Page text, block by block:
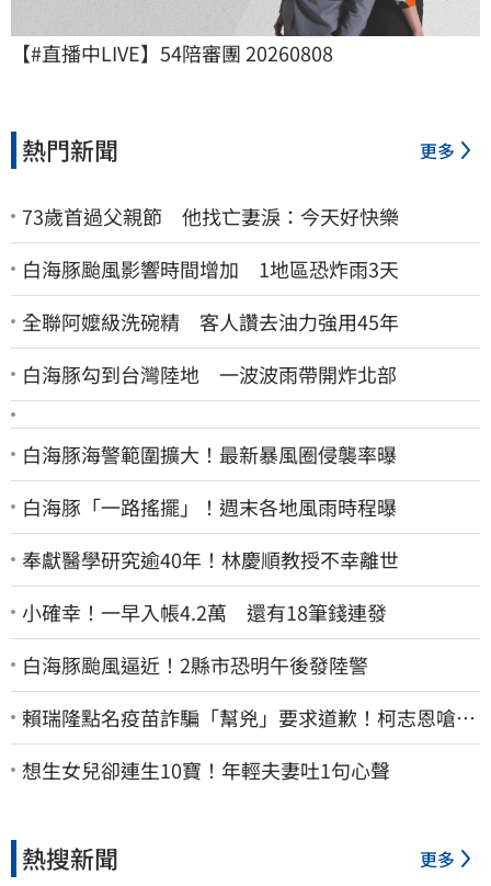
【#直播中LIVE】54陪審團 20260808
熱門新聞 更多
73歲首過父親節 他找亡妻淚：今天好快樂
白海豚颱風影響時間增加 1地區恐炸雨3天
全聯阿嬤級洗碗精 客人讚去油力強用45年
白海豚勾到台灣陸地 一波波雨帶開炸北部
白海豚海警範圍擴大！最新暴風圈侵襲率曝
白海豚「一路搖擺」！週末各地風雨時程曝
奉獻醫學研究逾40年！林慶順教授不幸離世
小確幸！一早入帳4.2萬 還有18筆錢連發
白海豚颱風逼近！2縣市恐明午後發陸警
賴瑞隆點名疫苗詐騙「幫兇」要求道歉！柯志恩嗆1
句被網罵爆
想生女兒卻連生10寶！年輕夫妻吐1句心聲
熱搜新聞 更多